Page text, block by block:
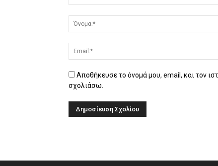
Αποθήκευσε το όνομά μου, email, και τον
σχολιάσω.